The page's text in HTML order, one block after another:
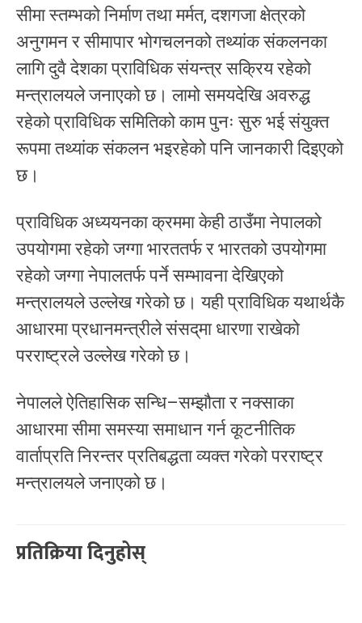
सीमा स्तम्भको निर्माण तथा मर्मत, दशगजा क्षेत्रको
अनुगमन र सीमापार भोगचलनको तथ्यांक संकलनका
लागि दुवै देशका प्राविधिक संयन्त्र सक्रिय रहेको
मन्त्रालयले जनाएको छ। लामो समयदेखि अवरुद्ध
रहेको प्राविधिक समितिको काम पुनः सुरु भई संयुक्त
रूपमा तथ्यांक संकलन भइरहेको पनि जानकारी दिइएको
छ।
प्राविधिक अध्ययनका क्रममा केही ठाउँमा नेपालको
उपयोगमा रहेको जग्गा भारततर्फ र भारतको उपयोगमा
रहेको जग्गा नेपालतर्फ पर्ने सम्भावना देखिएको
मन्त्रालयले उल्लेख गरेको छ। यही प्राविधिक यथार्थकै
आधारमा प्रधानमन्त्रीले संसद्‌मा धारणा राखेको
परराष्ट्रले उल्लेख गरेको छ।
नेपालले ऐतिहासिक सन्धि–सम्झौता र नक्साका
आधारमा सीमा समस्या समाधान गर्न कूटनीतिक
वार्ताप्रति निरन्तर प्रतिबद्धता व्यक्त गरेको परराष्ट्र
मन्त्रालयले जनाएको छ।
प्रतिक्रिया दिनुहोस्